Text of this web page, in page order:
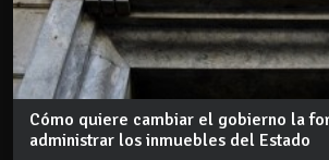
Cómo quiere cambiar el gobierno la
administrar los inmuebles del Estado